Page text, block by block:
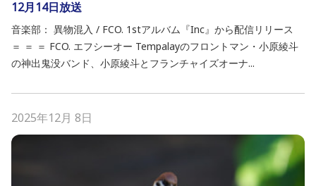
12月14日放送
音楽部： 異物混入 / FCO. 1stアルバム『Inc』から配信リリース
＝ ＝ ＝ FCO. エフシーオー Tempalayのフロントマン・小原綾斗
の神出鬼没バンド、小原綾斗とフランチャイズオーナ...
2025年12月 8日